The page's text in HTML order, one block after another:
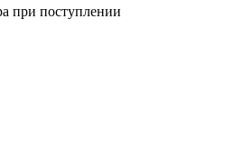
при поступлении